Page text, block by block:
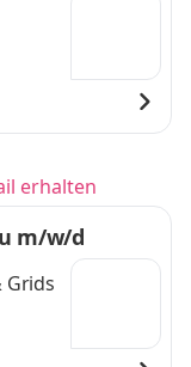
erhalten
m/w/d
Grids